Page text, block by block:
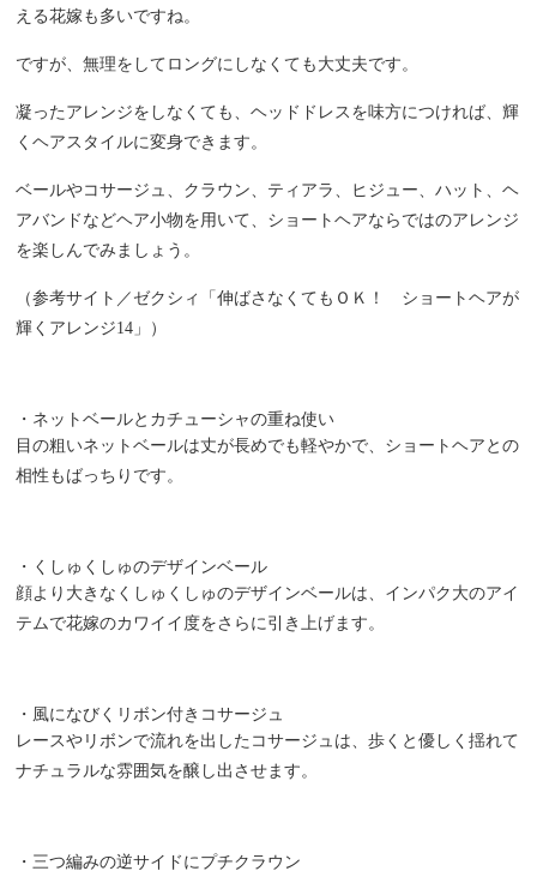
える花嫁も多いですね。
ですが、無理をしてロングにしなくても大丈夫です。
凝ったアレンジをしなくても、ヘッドドレスを味方につければ、輝
くヘアスタイルに変身できます。
ベールやコサージュ、クラウン、ティアラ、ヒジュー、ハット、ヘ
アバンドなどヘア小物を用いて、ショートヘアならではのアレンジ
を楽しんでみましょう。
（参考サイト／ゼクシィ「伸ばさなくてもＯＫ！ ショートヘアが
輝くアレンジ14 」）
・ネットベールとカチューシャの重ね使い
目の粗いネットベールは丈が長めでも軽やかで、ショートヘアとの
相性もばっちりです。
・くしゅくしゅのデザインベール
顔より大きなくしゅくしゅのデザインベールは、インパク大のアイ
テムで花嫁のカワイイ度をさらに引き上げます。
・風になびくリボン付きコサージュ
レースやリボンで流れを出したコサージュは、歩くと優しく揺れて
ナチュラルな雰囲気を醸し出させます。
・三つ編みの逆サイドにプチクラウン